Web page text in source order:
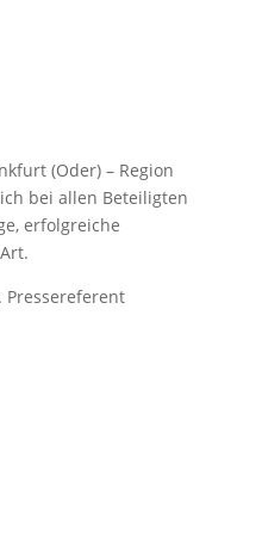
(Oder) – Region
bei allen Beteiligten
erfolgreiche
Pressereferent